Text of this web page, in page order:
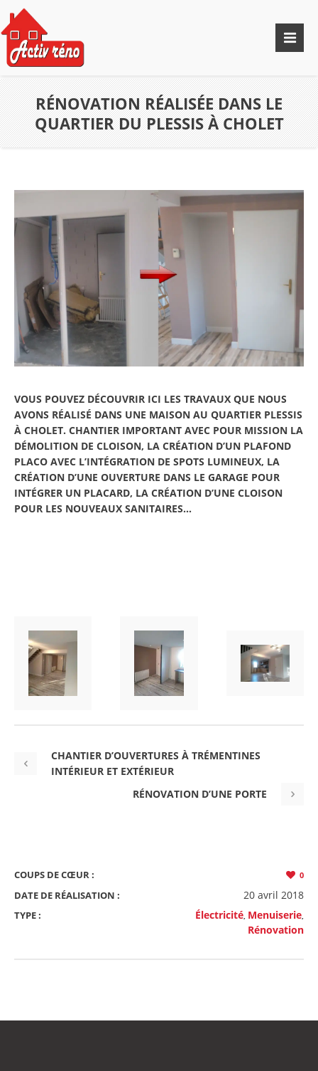
RÉNOVATION RÉALISÉE DANS LE
QUARTIER DU PLESSIS À CHOLET
VOUS POUVEZ DÉCOUVRIR ICI LES TRAVAUX QUE NOUS
AVONS RÉALISÉ DANS UNE MAISON AU QUARTIER PLESSIS
À CHOLET. CHANTIER IMPORTANT AVEC POUR MISSION LA
DÉMOLITION DE CLOISON, LA CRÉATION D’UN PLAFOND
PLACO AVEC L’INTÉGRATION DE SPOTS LUMINEUX, LA
CRÉATION D’UNE OUVERTURE DANS LE GARAGE POUR
INTÉGRER UN PLACARD, LA CRÉATION D’UNE CLOISON
POUR LES NOUVEAUX SANITAIRES…
CHANTIER D’OUVERTURES À TRÉMENTINES
INTÉRIEUR ET EXTÉRIEUR
RÉNOVATION D’UNE PORTE
COUPS DE CŒUR : 0
DATE DE RÉALISATION : 20 avril 2018
TYPE : Électricité, Menuiserie,
Rénovation